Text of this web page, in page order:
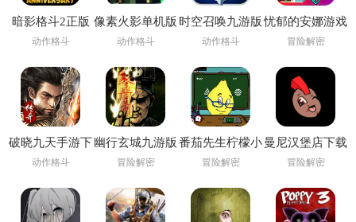
暗影格斗2正版
下载安装
2)
动作格斗
像素火影单机版
下载安装
动作格斗
时空召唤九游版
动作格斗
忧郁的安娜游戏
冒险解密
破晓九天手游下
载
动作格斗
幽行玄城九游版
冒险解密
番茄先生柠檬小
姐下载安装
冒险解密
曼尼汉堡店下载
官方
Infernal Bonds)
冒险解密